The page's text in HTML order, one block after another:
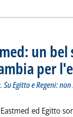
un bel
per
Egitto e Regeni:
ed Egitto